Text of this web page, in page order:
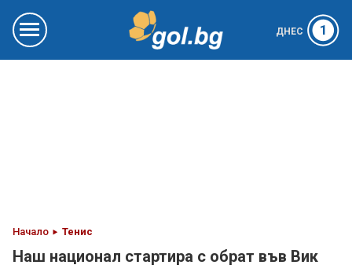
ДНЕС 1
Начало Тенис
Наш национал стартира с обрат във Вик